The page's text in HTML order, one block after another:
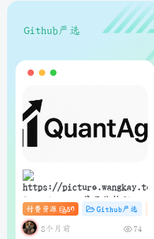
狗子
Github严选
QuantAgent：基于价格驱动
的多智能体 LLM 高频交易分
析系统
付费资源 50 Github严选
8个月前 74